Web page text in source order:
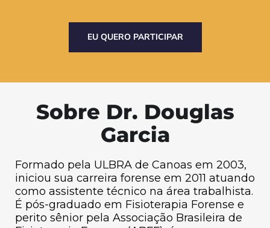
EU QUERO PARTICIPAR
Sobre Dr. Douglas
Garcia
Formado pela ULBRA de Canoas em 2003,
iniciou sua carreira forense em 2011 atuando
como assistente técnico na área trabalhista.
É pós-graduado em Fisioterapia Forense e
perito sênior pela Associação Brasileira de